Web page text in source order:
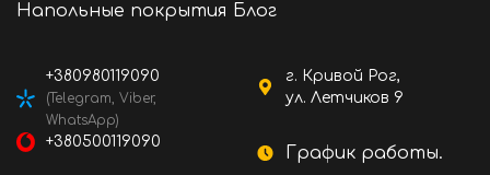
Напольные покрытия Блог
г. Кривой Рог,
ул. Летчиков 9
График работы.
+380980119090
(Telegram, Viber,
WhatsApp)
+380500119090